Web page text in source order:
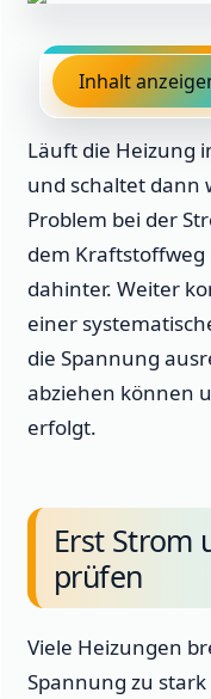
Inhalt
Läuft die Heizung
und schaltet dann
Problem bei der
dem Kraftstoffweg
dahinter. Weiter
einer
die Spannung
abziehen können
erfolgt.
Erst Strom
prüfen
Viele Heizungen
Spannung zu